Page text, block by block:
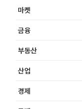
마켓
금융
부동산
산업
경제